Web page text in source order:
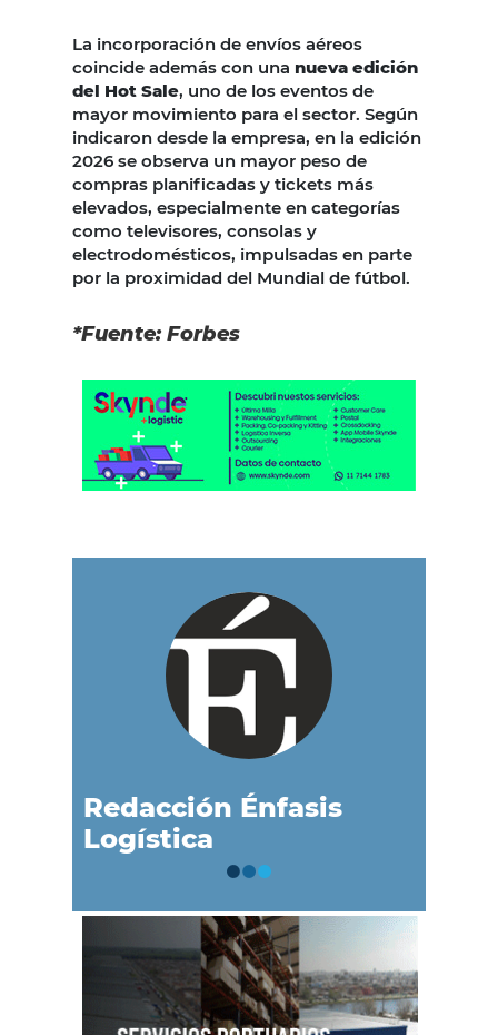
La incorporación de envíos aéreos
coincide además con una nueva edición
del Hot Sale, uno de los eventos de
mayor movimiento para el sector. Según
indicaron desde la empresa, en la edición
2026 se observa un mayor peso de
compras planificadas y tickets más
elevados, especialmente en categorías
como televisores, consolas y
electrodomésticos, impulsadas en parte
por la proximidad del Mundial de fútbol.
*Fuente: Forbes
Redacción Énfasis
Logística